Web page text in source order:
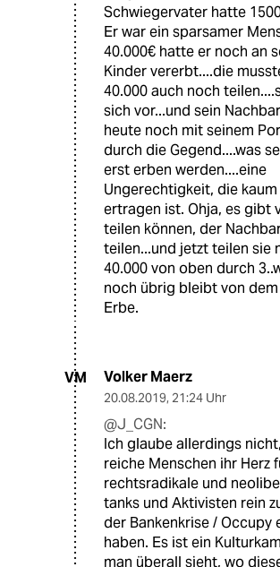
Schwiegervater hatte
Er war ein sparsamer
40.000€ hatte er noch an
Kinder vererbt....die
40.000 auch noch
sich vor...und sein
heute noch mit seinem
durch die Gegend....was
erst erben werden....eine
Ungerechtigkeit, die kaum
ertragen ist. Ohja, es gibt
teilen können, der
teilen...und jetzt teilen sie
40.000 von oben durch
noch übrig bleibt von
Erbe.
VM Volker Maerz
20.08.2019, 21:24 Uhr
@J_CGN:
Ich glaube allerdings
reiche Menschen ihr Herz
rechtsradikale und
tanks und Aktivisten rein
der Bankenkrise / Occupy
haben. Es ist ein
man überall sieht, wo